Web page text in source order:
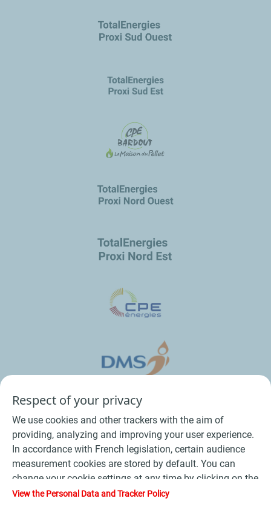
Conditions Générales de Vente Bois
Respect of your privacy
We use cookies and other trackers with the aim of
providing, analyzing and improving your user experience.
In accordance with French legislation, certain audience
measurement cookies are stored by default. You can
change your cookie settings at any time by clicking on the
"Manage my cookies" button. By clicking on the "Accept"
View the Personal Data and Tracker Policy